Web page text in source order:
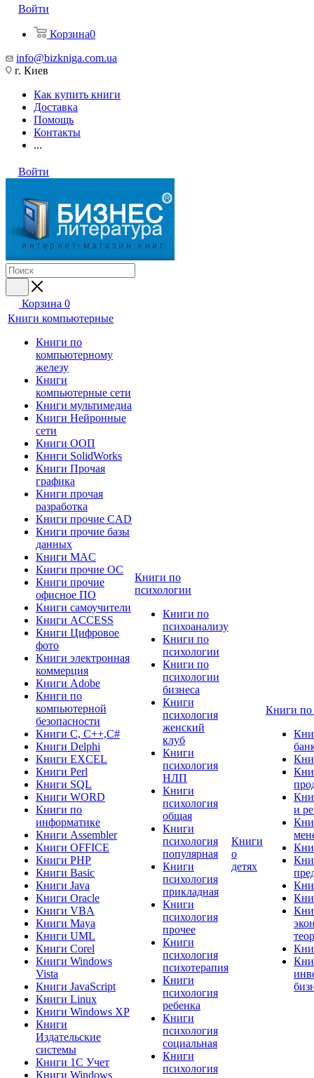
Войти
Корзина0
info@bizkniga.com.ua
г. Киев
Как купить книги
Доставка
Помощь
Контакты
...
Войти
Корзина 0
Книги компьютерные
Книги по
компьютерному
железу
Книги
компьютерные сети
Книги мультимедиа
Книги Нейронные
сети
Книги ООП
Книги SolidWorks
Книги Прочая
графика
Книги прочая
разработка
Книги прочие CAD
Книги прочие базы
данных
Книги MAC
Книги прочие ОС
Книги прочие
офисное ПО
Книги самоучители
Книги ACCESS
Книги Цифровое
фото
Книги электронная
коммерция
Книги Adobe
Книги по
компьютерной
безопасности
Книги C, C++,С#
Книги Delphi
Книги EXCEL
Книги Perl
Книги SQL
Книги WORD
Книги по
информатике
Книги Assembler
Книги OFFICE
Книги PHP
Книги Basic
Книги Java
Книги Oracle
Книги VBA
Книги Maya
Книги UML
Книги Corel
Книги Windows
Vista
Книги JavaScript
Книги Linux
Книги Windows XP
Книги
Издательские
системы
Книги 1C Учет
Книги Windows
Книги по
психологии
Книги по
психоанализу
Книги по
психологии
Книги по
психологии
бизнеса
Книги
психология
женский
клуб
Книги
психология
НЛП
Книги
психология
общая
Книги
психология
популярная
Книги
психология
прикладная
Книги
психология
прочее
Книги
психология
психотерапия
Книги
психология
ребенка
Книги
психология
социальная
Книги
психология
Книги
о
детях
Книги по
и